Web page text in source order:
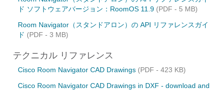
ド ソフトウェアバージョン：RoomOS 11.9 (PDF - 5 MB)
Room Navigator（スタンドアロン）の API リファレンスガイ
ド (PDF - 3 MB)
テクニカル リファレンス
Cisco Room Navigator CAD Drawings (PDF - 423 KB)
Cisco Room Navigator CAD Drawings in DXF - download and